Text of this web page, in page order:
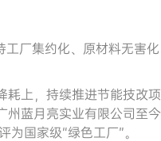
厂集约化、原材料无害
上，持续推进节能技改
州蓝月亮实业有限公司至
国家级“绿色工厂”。